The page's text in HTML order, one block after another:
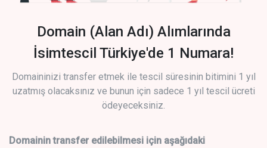
Domain (Alan Adı) Alımlarında
İsimtescil Türkiye'de 1 Numara!
Domaininizi transfer etmek ile tescil süresinin bitimini 1 yıl
uzatmış olacaksınız ve bunun için sadece 1 yıl tescil ücreti
ödeyeceksiniz.
Domainin transfer edilebilmesi için aşağıdaki